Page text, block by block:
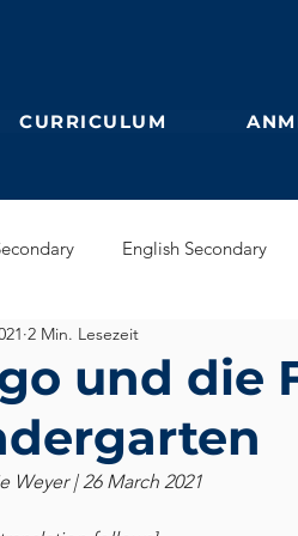
CURRICULUM
English Secondary
English Early Years
und die
2 Min. Lesezeit
Weyer | 26 March 2021